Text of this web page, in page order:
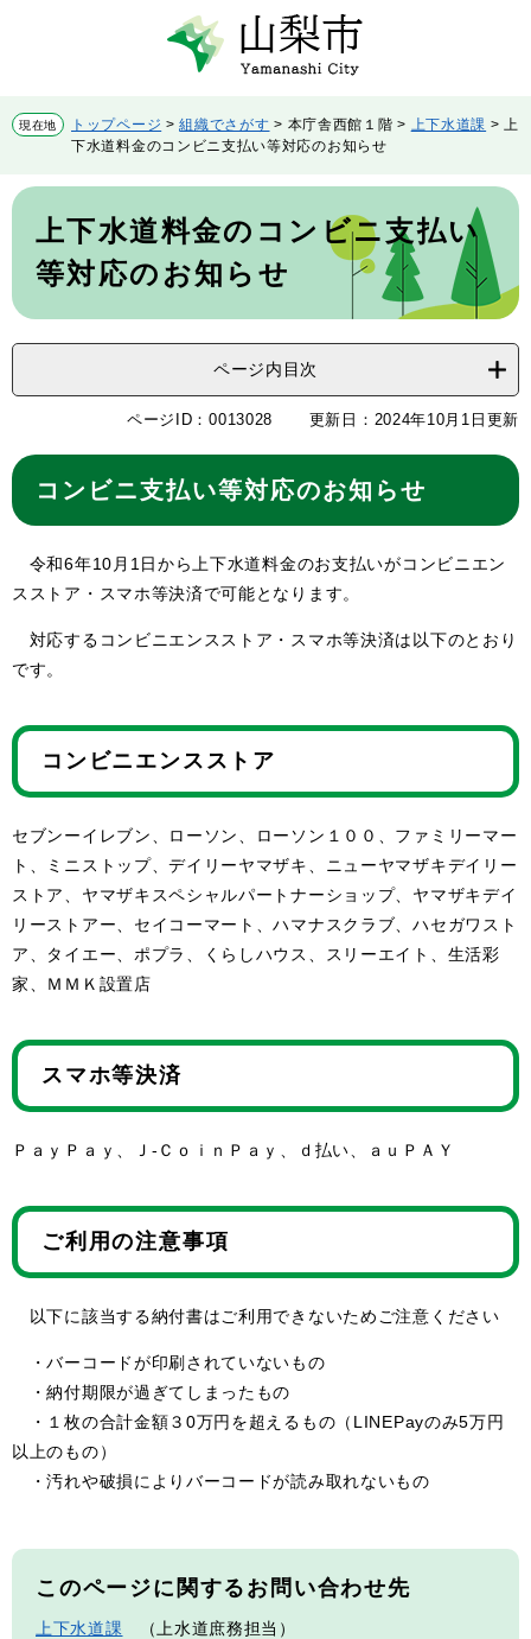
先
頭
す。
を
飛
て
現在地 トップページ >組織でさがす > 本庁舎西館１階 > 上下水道課 >上
下水道料金のコンビニ支払い等対応のお知らせ
本
上下水道料金のコンビニ支払い
等対応のお知らせ
ページ内目次
ページID：0013028 更新日：2024年10月1日更新
コンビニ支払い等対応のお知らせ
令和6年10月1日から上下水道料金のお支払いがコンビニエン
スストア・スマホ等決済で可能となります。
対応するコンビニエンスストア・スマホ等決済は以下のとおり
です。
コンビニエンスストア
セブンーイレブン、ローソン、ローソン１００、ファミリーマー
ト、ミニストップ、デイリーヤマザキ、ニューヤマザキデイリー
ストア、ヤマザキスペシャルパートナーショップ、ヤマザキデイ
リーストアー、セイコーマート、ハマナスクラブ、ハセガワスト
ア、タイエー、ポプラ、くらしハウス、スリーエイト、生活彩
家、ＭＭＫ設置店
スマホ等決済
ＰａｙＰａｙ、Ｊ-ＣｏｉｎＰａｙ、ｄ払い、ａｕＰＡＹ
ご利用の注意事項
以下に該当する納付書はご利用できないためご注意ください
・バーコードが印刷されていないもの
・納付期限が過ぎてしまったもの
・１枚の合計金額３0万円を超えるもの（LINEPayのみ5万円
以上のもの）
・汚れや破損によりバーコードが読み取れないもの
このページに関するお問い合わせ先
上下水道課
上水道庶務担当